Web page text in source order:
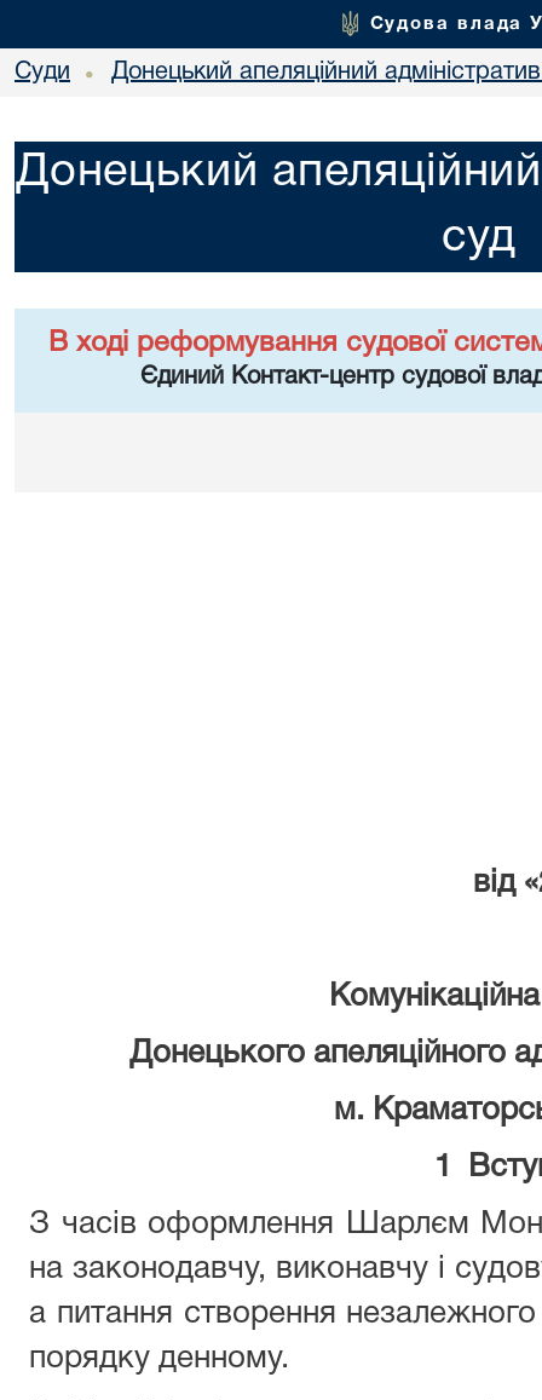
Судова влада
Суди • Донецький апеляційний
Донецький
суд
В ході реформування судової
Єдиний Контакт-центр судової
від «
Донецького апеляційного
м.
1
З часів оформлення Шарлєм
на законодавчу, виконавчу і
а питання створення
порядку денному.